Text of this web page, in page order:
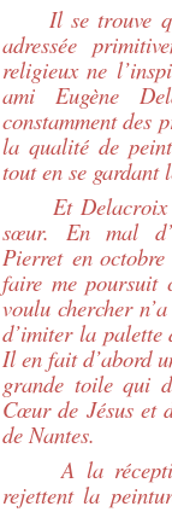
Il se trouve
adressée
religieux ne
ami Eugène
constamment des
la qualité de
tout en se gardant
Et Delacroix
sœur. En mal
Pierret en
faire me poursuit
voulu chercher
d’imiter la palette
Il en fait d’abord
grande toile qui
Cœur de Jésus et
de Nantes.
A la réception
rejettent la